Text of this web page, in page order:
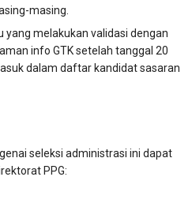
masing.
yang melakukan validasi dengan
info GTK setelah tanggal 20
dalam daftar kandidat sasaran
seleksi administrasi ini dapat
PPG: